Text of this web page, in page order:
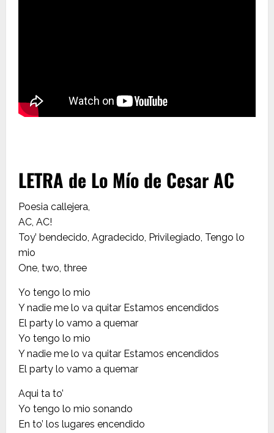
LETRA de Lo Mío de Cesar AC
Poesia callejera,
AC, AC!
Toy’ bendecido, Agradecido, Privilegiado, Tengo lo
mio
One, two, three
Yo tengo lo mio
Y nadie me lo va quitar Estamos encendidos
El party lo vamo a quemar
Yo tengo lo mio
Y nadie me lo va quitar Estamos encendidos
El party lo vamo a quemar
Aqui ta to’
Yo tengo lo mio sonando
En to’ los lugares encendido